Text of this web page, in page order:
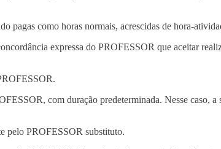
pagas como horas normais, acrescidas de hora-
expressa do PROFESSOR que aceitar
com duração predeterminada. Nesse caso,
pelo PROFESSOR substituto.